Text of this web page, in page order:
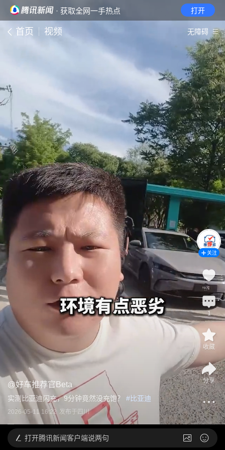
· 获取全网一手热点 打开
首页 视频 无障碍
@好车推荐官Beta
实测比亚迪闪充，9分钟竟然没充饱？ #比亚迪
2026-05-11 16:22 发布于 四川
关注
1
收藏
分享
打开腾讯新闻客户端说两句